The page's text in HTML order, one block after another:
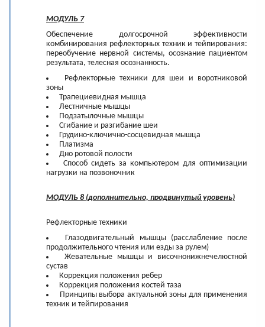
МОДУЛЬ 7
Обеспечение долгосрочной эффективности
комбинирования рефлекторных техник и тейпирования:
переобучение нервной системы, осознание пациентом
результата, телесная осознанность.
Рефлекторные техники для шеи и воротниковой
зоны
Трапециевидная мышца
Лестничные мышцы
Подзатылочные мышцы
Сгибание и разгибание шеи
Грудино-ключично-сосцевидная мышца
Платизма
Дно ротовой полости
Способ сидеть за компьютером для оптимизации
нагрузки на позвоночник
МОДУЛЬ 8 (дополнительно, продвинутый уровень)
Рефлекторные техники
Глазодвигательный мышцы (расслабление после
продолжительного чтения или езды за рулем)
Жевательные мышцы и височнонижнечелюстной
сустав
Коррекция положения ребер
Коррекция положения костей таза
Принципы выбора актуальной зоны для применения
техник и тейпирования